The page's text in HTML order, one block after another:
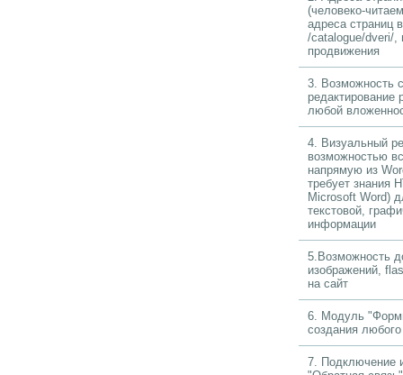
(человеко-
адреса страниц
/catalogue/dveri/,
продвижения
3. Возможность
редактирование
любой
4. Визуальный
возможностью
напрямую из
требует знания
Microsoft Word)
текстовой,
информации
5.Возможность
изображений,
на сайт
6. Модуль
создания
7. Подключение